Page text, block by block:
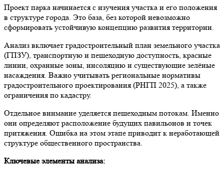
Проект парка начинается с изучения участка и его положения
в структуре города. Это база, без которой невозможно
сформировать устойчивую концепцию развития территории.
Анализ включает градостроительный план земельного участка
(ГПЗУ), транспортную и пешеходную доступность, красные
линии, охранные зоны, инсоляцию и существующие зелёные
насаждения. Важно учитывать региональные нормативы
градостроительного проектирования (РНГП 2025), а также
ограничения по кадастру.
Отдельное внимание уделяется пешеходным потокам. Именно
они определяют расположение будущих павильонов и точек
притяжения. Ошибка на этом этапе приводит к неработающей
структуре общественного пространства.
Ключевые элементы анализа: